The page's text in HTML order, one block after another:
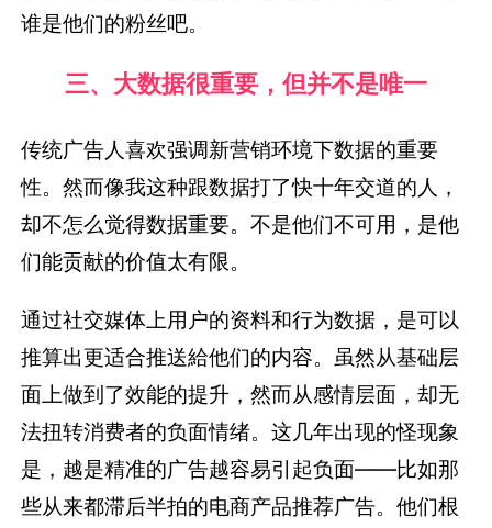
谁是他们的粉丝吧。
三、大数据很重要，但并不是唯一
传统广告人喜欢强调新营销环境下数据的重要
性。然而像我这种跟数据打了快十年交道的人，
却不怎么觉得数据重要。不是他们不可用，是他
们能贡献的价值太有限。
通过社交媒体上用户的资料和行为数据，是可以
推算出更适合推送給他们的内容。虽然从基础层
面上做到了效能的提升，然而从感情层面，却无
法扭转消费者的负面情绪。这几年出现的怪现象
是，越是精准的广告越容易引起负面——比如那
些从来都滞后半拍的电商产品推荐广告。他们根